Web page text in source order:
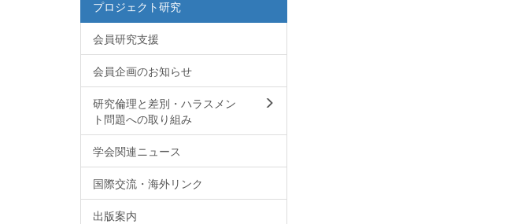
プロジェクト研究
会員研究支援
会員企画のお知らせ
研究倫理と差別・ハラスメン
ト問題への取り組み
学会関連ニュース
国際交流・海外リンク
出版案内